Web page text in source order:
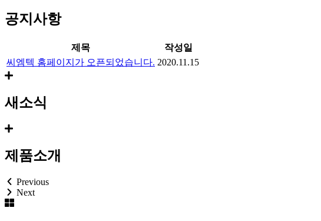
공지사항
제목
작성일
씨엠텍 홈페이지가 오픈되었습니다. 2020.11.15
새소식
제품소개
Previous
Next